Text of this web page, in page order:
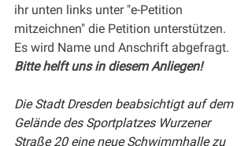
ihr unten links unter "e-Petition
mitzeichnen" die Petition unterstützen.
Es wird Name und Anschrift abgefragt.
Bitte helft uns in diesem Anliegen!
Die Stadt Dresden beabsichtigt auf dem
Gelände des Sportplatzes Wurzener
Straße 20 eine neue Schwimmhalle zu